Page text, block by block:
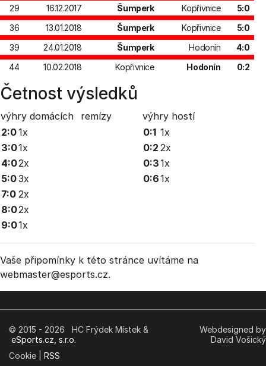
29
16.12.2017 Šumperk Kopřivnice
5:0
36
13.01.2018 Šumperk Kopřivnice
5:0
39
24.01.2018 Šumperk Hodonín
4:0
44
10.02.2018 Kopřivnice Hodonín 0:2
Četnost výsledků
výhry domácích remízy výhry hostí
2:01x
3:01x
4:02x
5:03x
7:0 2x
8:02x
9:01x
0:1 1x
0:2 2x
0:31x
0:61x
Vaše připomínky k této stránce uvítáme na
webmaster@esports.cz.
© 2015 - 2026 HC Frýdek Místek &
eSports.cz, s.r.o.
Cookie | RSS
Webdesigned by
David Vošický